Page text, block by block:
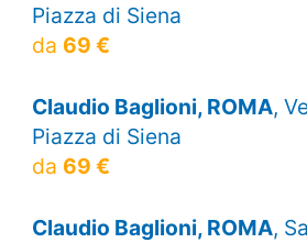
Piazza di Siena
da 69 €
Claudio Baglioni, ROMA,
Piazza di Siena
da 69 €
Claudio Baglioni, ROMA,